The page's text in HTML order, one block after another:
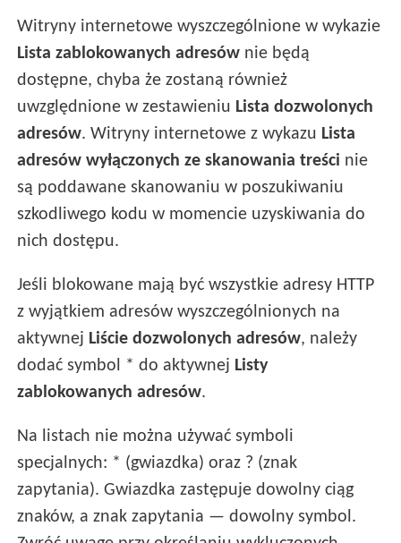
Witryny internetowe wyszczególnione w wykazie
Lista zablokowanych adresów nie będą
dostępne, chyba że zostaną również
uwzględnione w zestawieniu Lista dozwolonych
adresów. Witryny internetowe z wykazu Lista
adresów wyłączonych ze skanowania treści nie
są poddawane skanowaniu w poszukiwaniu
szkodliwego kodu w momencie uzyskiwania do
nich dostępu.
Jeśli blokowane mają być wszystkie adresy HTTP
z wyjątkiem adresów wyszczególnionych na
aktywnej Liście dozwolonych adresów, należy
dodać symbol * do aktywnej Listy
zablokowanych adresów.
Na listach nie można używać symboli
specjalnych: * (gwiazdka) oraz ? (znak
zapytania). Gwiazdka zastępuje dowolny ciąg
znaków, a znak zapytania — dowolny symbol.